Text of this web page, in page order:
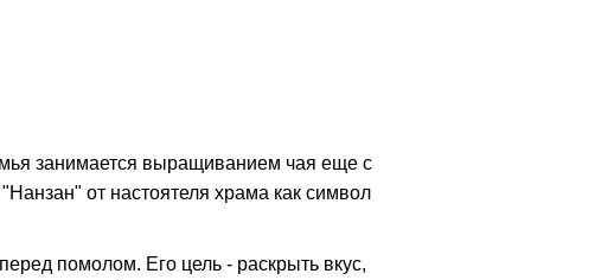
занимается выращиванием чая еще с
от настоятеля храма как символ
помолом. Его цель - раскрыть вкус,